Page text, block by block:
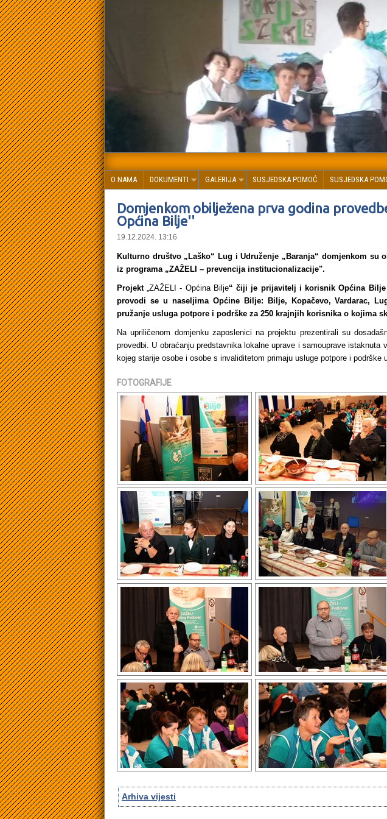
O NAMA
DOKUMENTI GALERIJA SUSJEDSKA POMOĆ SUSJEDSKA
Domjenkom obilježena prva godina
Općina Bilje''
19.12.2024. 13:16
Kulturno društvo „Laško“ Lug i Udruženje „Baranja“ domjenkom
iz programa „ZAŽELI – prevencija institucionalizacije".
Projekt„ZAŽELI - Općina Bilje“ čiji je prijavitelj i korisnik Općina Bilje
provodi se u naseljima Općine Bilje: Bilje, Kopačevo, Vardarac,
pružanje usluga potpore i podrške za 250 krajnjih korisnika o kojima
Na upriličenom domjenku zaposlenici na projektu prezentirali su
provedbi. U obraćanju predstavnika lokalne uprave i samouprave istaknuta
kojeg starije osobe i osobe s invaliditetom primaju usluge potpore i podrške
FOTOGRAFIJE
Arhiva vijesti